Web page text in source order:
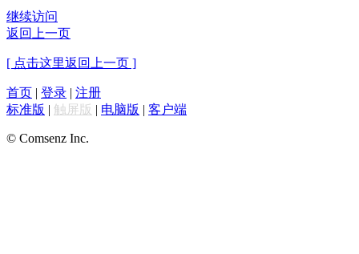
继续访问
返回上一页
[ 点击这里返回上一页 ]
首页 | 登录 | 注册
标准版 | 触屏版 | 电脑版 | 客户端
© Comsenz Inc.